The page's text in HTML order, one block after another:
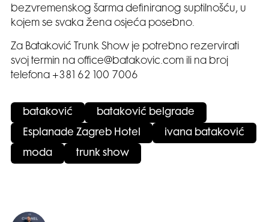
bezvremenskog šarma definiranog suptilnošću, u
kojem se svaka žena osjeća posebno.
Za Bataković Trunk Show je potrebno rezervirati
svoj termin na office@batakovic.com ili na broj
telefona +381 62 100 7006
bataković bataković belgrade
Esplanade Zagreb Hotel ivana bataković
moda trunk show